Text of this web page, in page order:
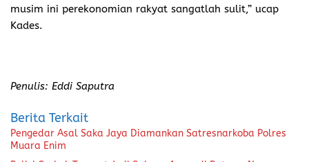
musim ini perekonomian rakyat sangatlah sulit,” ucap
Kades.
Penulis: Eddi Saputra
Berita Terkait
Pengedar Asal Saka Jaya Diamankan Satresnarkoba Polres
Muara Enim